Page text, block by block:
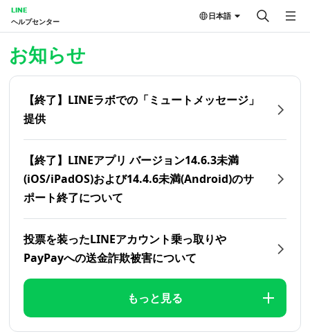
LINE
ヘルプセンター
日本語
お知らせ
【終了】LINEラボでの「ミュートメッセージ」
提供
【終了】LINEアプリ バージョン14.6.3未満
(iOS/iPadOS)および14.4.6未満(Android)のサ
ポート終了について
投票を装ったLINEアカウント乗っ取りや
PayPayへの送金詐欺被害について
もっと見る